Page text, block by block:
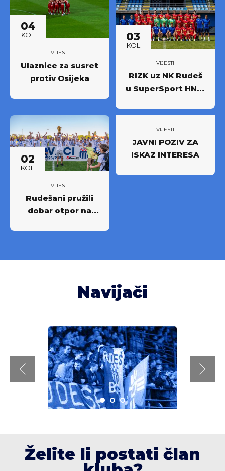
prvoligašku
sezonu 2026/27.!
04
KOL
VIJESTI
Ulaznice za susret
protiv Osijeka
03
KOL
VIJESTI
RIZK uz NK Rudeš
u SuperSport HNL-
novi iskorak među
najboljima
02
KOL
VIJESTI
Rudešani pružili
dobar otpor na
VIJESTI
JAVNI POZIV ZA
ISKAZ INTERESA
Navijači
Želite li postati član